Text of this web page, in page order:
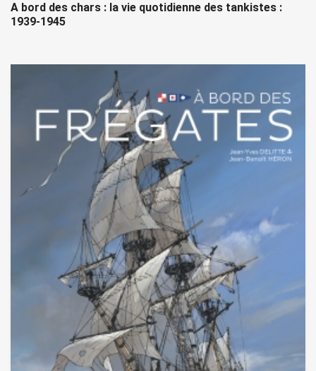
A bord des chars : la vie quotidienne des tankistes :
1939-1945